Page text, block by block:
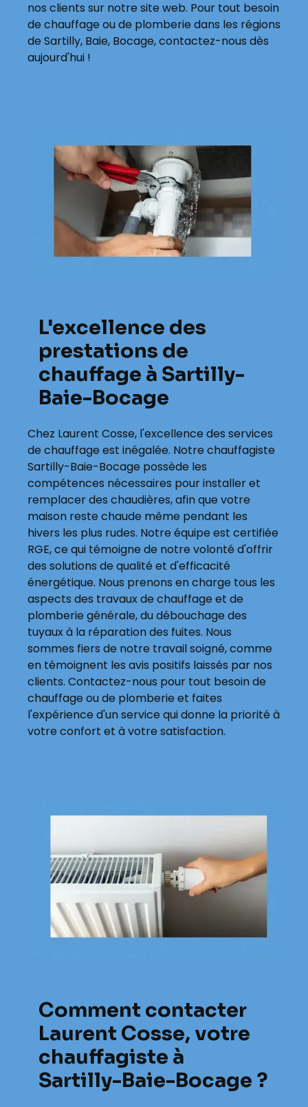
nos clients sur notre site web. Pour tout besoin
de chauffage ou de plomberie dans les régions
de Sartilly, Baie, Bocage, contactez-nous dès
aujourd'hui !
L'excellence des
prestations de
chauffage à Sartilly-
Baie-Bocage
Chez Laurent Cosse, l'excellence des services
de chauffage est inégalée. Notre chauffagiste
Sartilly-Baie-Bocage possède les
compétences nécessaires pour installer et
remplacer des chaudières, afin que votre
maison reste chaude même pendant les
hivers les plus rudes. Notre équipe est certifiée
RGE, ce qui témoigne de notre volonté d'offrir
des solutions de qualité et d'efficacité
énergétique. Nous prenons en charge tous les
aspects des travaux de chauffage et de
plomberie générale, du débouchage des
tuyaux à la réparation des fuites. Nous
sommes fiers de notre travail soigné, comme
en témoignent les avis positifs laissés par nos
clients. Contactez-nous pour tout besoin de
chauffage ou de plomberie et faites
l'expérience d'un service qui donne la priorité à
votre confort et à votre satisfaction.
Comment contacter
Laurent Cosse, votre
chauffagiste à
Sartilly-Baie-Bocage ?